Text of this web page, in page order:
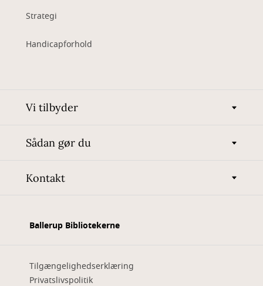
Strategi
Handicapforhold
Vi tilbyder
Sådan gør du
Kontakt
Ballerup Bibliotekerne
Tilgængelighedserklæring
Privatslivspolitik